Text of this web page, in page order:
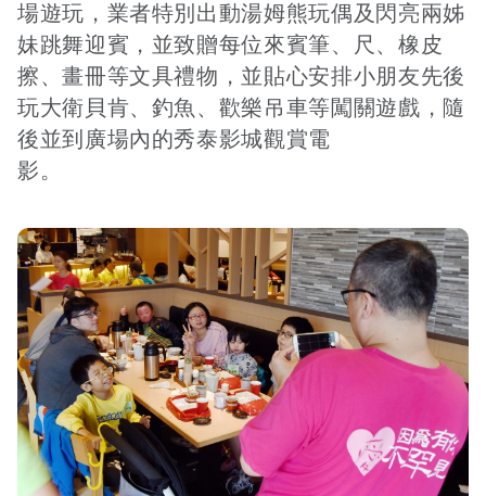
場遊玩，業者特別出動湯姆熊玩偶及閃亮兩姊
妹跳舞迎賓，並致贈每位來賓筆、尺、橡皮
擦、畫冊等文具禮物，並貼心安排小朋友先後
玩大衛貝肯、釣魚、歡樂吊車等闖關遊戲，隨
後並到廣場內的秀泰影城觀賞電
影。